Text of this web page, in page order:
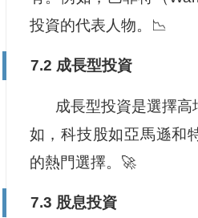
投資的代表人物。📉
7.2 成長型投資
成長型投資是選擇
如，科技股如亞馬遜和
的熱門選擇。🚀
7.3 股息投資